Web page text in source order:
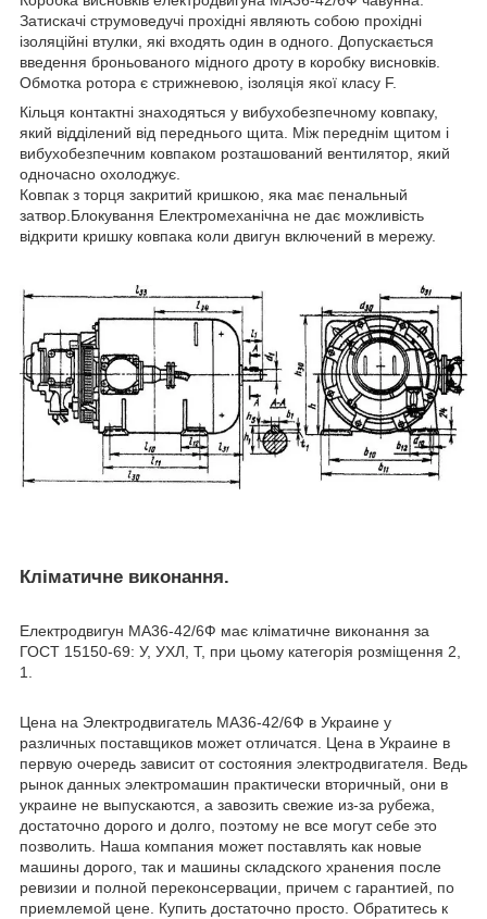
Затискачі струмоведучі прохідні являють собою прохідні
ізоляційні втулки, які входять один в одного. Допускається
введення броньованого мідного дроту в коробку висновків.
Обмотка ротора є стрижневою, ізоляція якої класу F.
Кільця контактні знаходяться у вибухобезпечному ковпаку,
який відділений від переднього щита. Між переднім щитом і
вибухобезпечним ковпаком розташований вентилятор, який
одночасно охолоджує.
Ковпак з торця закритий кришкою, яка має пенальный
затвор.Блокування Електромеханічна не дає можливість
відкрити кришку ковпака коли двигун включений в мережу.
Кліматичне виконання.
Електродвигун МА36-42/6Ф має кліматичне виконання за
ГОСТ 15150-69: У, УХЛ, Т, при цьому категорія розміщення 2,
1.
Цена на Электродвигатель МА36-42/6Ф в Украине у
различных поставщиков может отличатся. Цена в Украине в
первую очередь зависит от состояния электродвигателя. Ведь
рынок данных электромашин практически вторичный, они в
украине не выпускаются, а завозить свежие из-за рубежа,
достаточно дорого и долго, поэтому не все могут себе это
позволить. Наша компания может поставлять как новые
машины дорого, так и машины складского хранения после
ревизии и полной переконсервации, причем с гарантией, по
приемлемой цене. Купить достаточно просто. Обратитесь к